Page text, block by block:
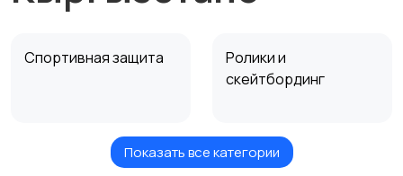
Спортивная защита
Ролики и
скейтбординг
Бильярд и боулинг
Показать все категории